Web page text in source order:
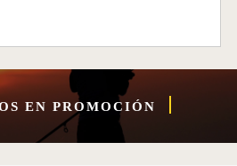
EN PROMOCIÓN